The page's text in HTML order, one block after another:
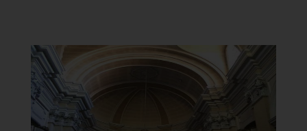
Chiesa Madonna del Carmine